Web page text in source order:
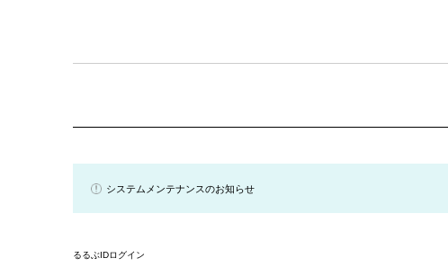
システムメンテナンスのお知らせ
るるぶIDログイン